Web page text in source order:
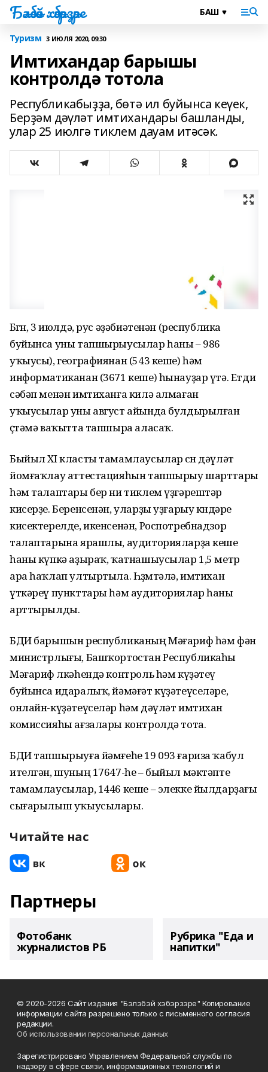
Бәләбәй хәбәрҙәре
Туризм 3 ИЮЛЯ 2020, 09:30
Имтихандар барышы
контролдә тотола
Республикабыҙҙа, бөтә ил буйынса кеүек,
Берҙәм дәүләт имтихандары башланды,
улар 25 июлгә тиклем дауам итәсәк.
Бөгөн, 3 июлдә, рус әҙәбиәтенән (республика
буйынса уны тапшырыусылар һаны – 986
уҡыусы), географиянан (543 кеше) һәм
информатиканан (3671 кеше) һынауҙар үтә. Етди
сәбәп менән имтиханға килә алмаған
уҡыусылар уны август айында булдырылған
өҫтәмә ваҡытта тапшыра аласаҡ.
Быйыл XI класты тамамлаусылар өсөн дәүләт
йомғаҡлау аттестацияһын тапшырыу шарттары
һәм талаптары бер ни тиклем үҙгәрештәр
кисерҙе. Беренсенән, уларҙы уҙғарыу көндәре
кисектерелде, икенсенән, Роспотребнадзор
талаптарына ярашлы, аудиторияларҙа кеше
һаны күпкә аҙыраҡ, ҡатнашыусылар 1,5 метр
ара һаҡлап ултыртыла. Һөҙөмтәлә, имтихан
үткәреү пункттары һәм аудиториялар һаны
арттырылды.
БДИ барышын республиканың Мәғариф һәм фән
министрлығы, Башҡортостан Республикаһы
Мәғариф өлкәһендә контроль һәм күҙәтеү
буйынса идаралыҡ, йәмәғәт күҙәтеүселәре,
онлайн-күҙәтеүселәр һәм дәүләт имтихан
комиссияһы ағзалары контролдә тота.
БДИ тапшырыуға йәмғеһе 19 093 ғариза ҡабул
ителгән, шуның 17647-һе – быйыл мәктәпте
тамамлаусылар, 1446 кеше – элекке йылдарҙағы
сығарылыш уҡыусылары.
Читайте нас
Партнеры
Фотобанк
журналистов РБ
Рубрика "Еда и
напитки"
© 2020-2026 Сайт издания "Бэлэбэй хэбэрзэре" Копирование
информации сайта разрешено только с письменного согласия
редакции.
Об использовании персональных данных
Зарегистрировано Управлением Федеральной службы по
надзору в сфере связи, информационных технологий и